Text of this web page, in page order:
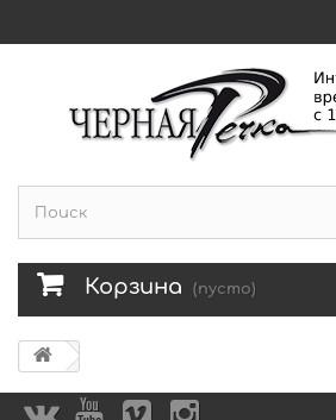
Корзина (пусто)